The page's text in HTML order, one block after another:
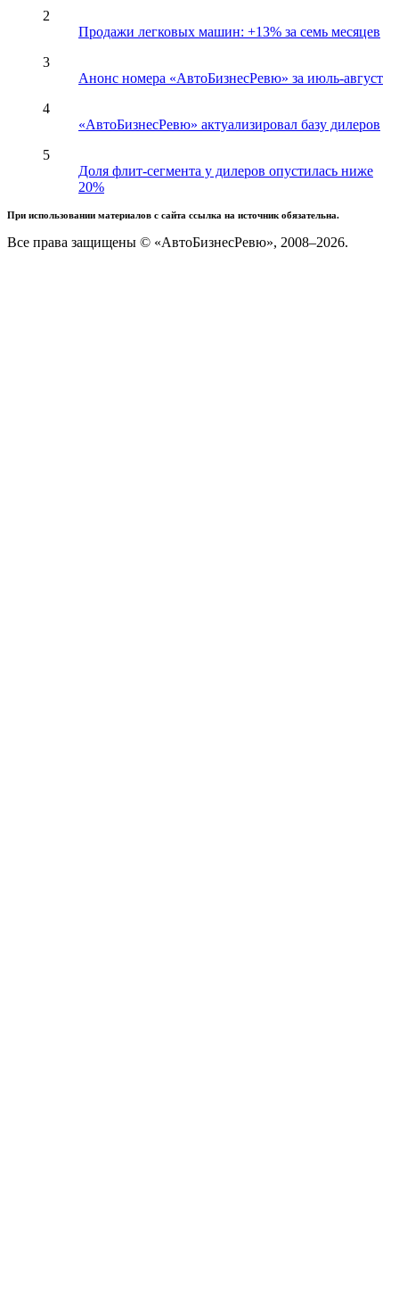
2
Продажи легковых машин: +13% за семь месяцев
3
Анонс номера «АвтоБизнесРевю» за июль-август
4
«АвтоБизнесРевю» актуализировал базу дилеров
5
Доля флит-сегмента у дилеров опустилась ниже
20%
При использовании материалов с сайта ссылка на источник обязательна.
Все права защищены © «АвтоБизнесРевю», 2008–2026.